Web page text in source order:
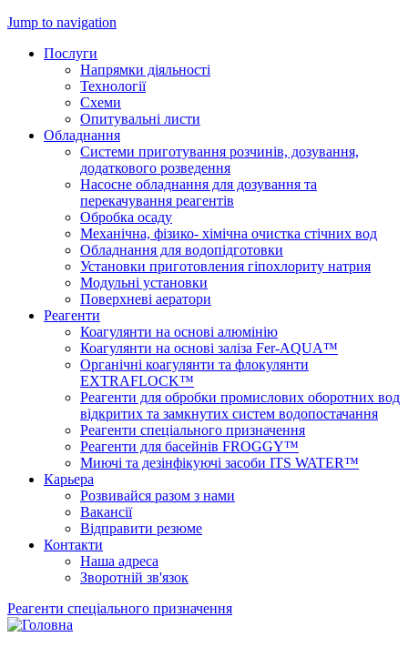
Jump to navigation
Послуги
Напрямки діяльності
Технології
Схеми
Опитувальні листи
Обладнання
Системи приготування розчинів, дозування,
додаткового розведення
Насосне обладнання для дозування та
перекачування реагентів
Обробка осаду
Механічна, фізико- хімічна очистка стічних вод
Обладнання для водопідготовки
Установки приготовления гіпохлориту натрия
Модульні установки
Поверхневі аератори
Реагенти
Коагулянти на основі алюмінію
Коагулянти на основі заліза Fer-AQUA™
Органічні коагулянти та флокулянти
EXTRAFLOCK™
Реагенти для обробки промислових оборотних вод
відкритих та замкнутих систем водопостачання
Реагенти спеціального призначення
Реагенти для басейнів FROGGY™
Миючі та дезінфікуючі засоби ITS WATER™
Карьера
Розвивайся разом з нами
Вакансії
Відправити резюме
Контакти
Наша адреса
Зворотній зв'язок
Реагенти спеціального призначення